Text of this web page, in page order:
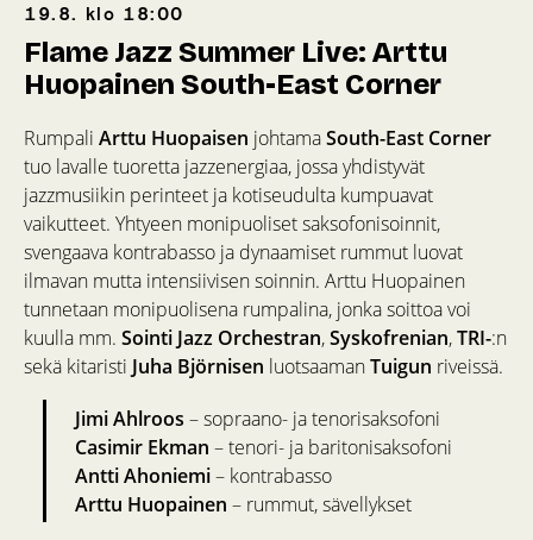
19.8. klo 18:00
Flame Jazz Summer Live: Arttu
Huopainen South-East Corner
Rumpali Arttu Huopaisen johtamaSouth-East Corner
tuo lavalle tuoretta jazzenergiaa, jossa yhdistyvät
jazzmusiikin perinteet ja kotiseudulta kumpuavat
vaikutteet. Yhtyeen monipuoliset saksofonisoinnit,
svengaava kontrabasso ja dynaamiset rummut luovat
ilmavan mutta intensiivisen soinnin. Arttu Huopainen
tunnetaan monipuolisena rumpalina, jonka soittoa voi
kuulla mm. Sointi Jazz Orchestran,Syskofrenian,TRI-:n
sekä kitaristi Juha Björnisen luotsaamanTuigun riveissä.
Jimi Ahlroos – sopraano- ja tenorisaksofoni
Casimir Ekman – tenori- ja baritonisaksofoni
Antti Ahoniemi– kontrabasso
Arttu Huopainen – rummut, sävellykset